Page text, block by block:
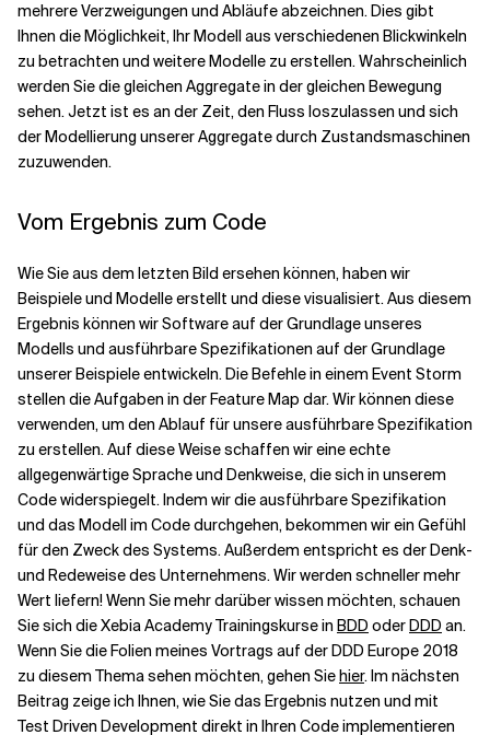
mehrere Verzweigungen und Abläufe abzeichnen. Dies gibt
Ihnen die Möglichkeit, Ihr Modell aus verschiedenen Blickwinkeln
zu betrachten und weitere Modelle zu erstellen. Wahrscheinlich
werden Sie die gleichen Aggregate in der gleichen Bewegung
sehen. Jetzt ist es an der Zeit, den Fluss loszulassen und sich
der Modellierung unserer Aggregate durch Zustandsmaschinen
zuzuwenden.
Vom Ergebnis zum Code
Wie Sie aus dem letzten Bild ersehen können, haben wir
Beispiele und Modelle erstellt und diese visualisiert. Aus diesem
Ergebnis können wir Software auf der Grundlage unseres
Modells und ausführbare Spezifikationen auf der Grundlage
unserer Beispiele entwickeln. Die Befehle in einem Event Storm
stellen die Aufgaben in der Feature Map dar. Wir können diese
verwenden, um den Ablauf für unsere ausführbare Spezifikation
zu erstellen. Auf diese Weise schaffen wir eine echte
allgegenwärtige Sprache und Denkweise, die sich in unserem
Code widerspiegelt. Indem wir die ausführbare Spezifikation
und das Modell im Code durchgehen, bekommen wir ein Gefühl
für den Zweck des Systems. Außerdem entspricht es der Denk-
und Redeweise des Unternehmens. Wir werden schneller mehr
Wert liefern! Wenn Sie mehr darüber wissen möchten, schauen
Sie sich die Xebia Academy Trainingskurse in BDD oderDDD an.
Wenn Sie die Folien meines Vortrags auf der DDD Europe 2018
zu diesem Thema sehen möchten, gehen Siehier. Im nächsten
Beitrag zeige ich Ihnen, wie Sie das Ergebnis nutzen und mit
Test Driven Development direkt in Ihren Code implementieren